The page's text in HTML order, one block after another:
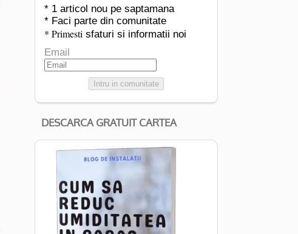
* 1 articol nou pe saptamana
* Faci parte din comunitate
* Primestisfaturi si informatii noi
Email
Intru in comunitate
DESCARCA GRATUIT CARTEA